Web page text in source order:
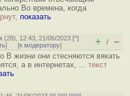
Во времена, когда
показать
(28), 12:43, 21/06/2023 [^]
] [к модератору] + / –
В жизни они стесняются вякать
а в интернетах, ... текст